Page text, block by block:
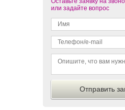
или задайте вопрос